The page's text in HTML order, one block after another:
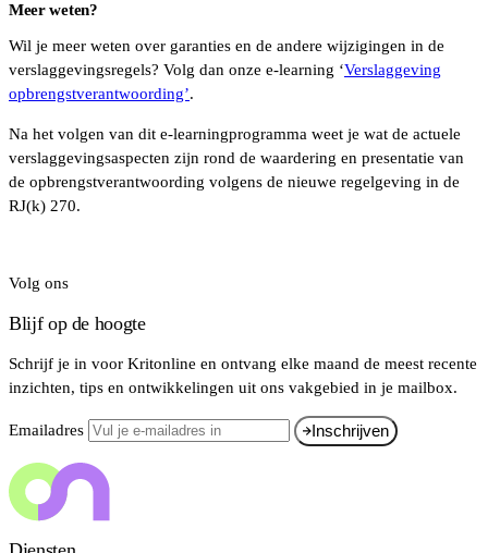
Meer weten?
Wil je meer weten over garanties en de andere wijzigingen in de
verslaggevingsregels? Volg dan onze e-learning ‘Verslaggeving
opbrengstverantwoording’.
Na het volgen van dit e-learningprogramma weet je wat de actuele
verslaggevingsaspecten zijn rond de waardering en presentatie van
de opbrengstverantwoording volgens de nieuwe regelgeving in de
RJ(k) 270.
Volg ons
Blijf op de hoogte
Schrijf je in voor Kritonline en ontvang elke maand de meest recente
inzichten, tips en ontwikkelingen uit ons vakgebied in je mailbox.
Emailadres Inschrijven